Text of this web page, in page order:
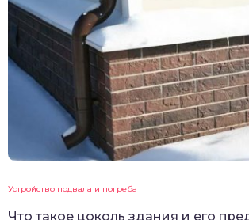
Устройство подвала и погреба
Что такое цоколь здания и его